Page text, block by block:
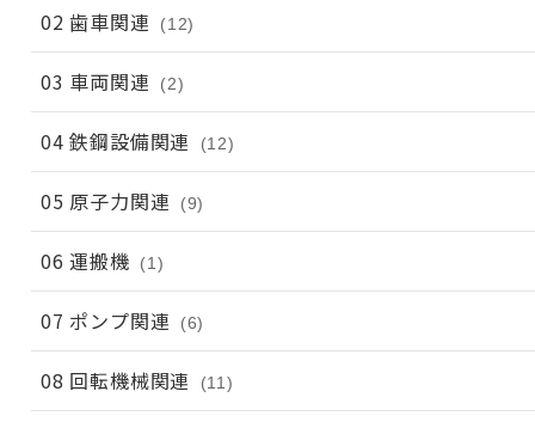
02 歯車関連 (12)
03 車両関連 (2)
04 鉄鋼設備関連 (12)
05 原子力関連 (9)
06 運搬機 (1)
07 ポンプ関連 (6)
08 回転機械関連 (11)